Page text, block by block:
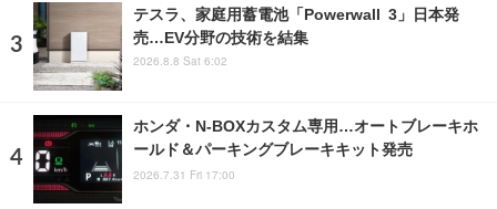
テスラ、家庭用蓄電池「Powerwall 3」日本発
売…EV分野の技術を結集
2026.8.8 Sat 6:02
ホンダ・N-BOXカスタム専用…オートブレーキホ
ールド＆パーキングブレーキキット発売
2026.7.31 Fri 17:00